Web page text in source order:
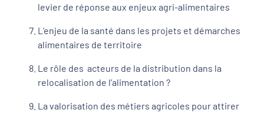
levier de réponse aux enjeux agri-alimentaires
L’enjeu de la santé dans les projets et démarches
alimentaires de territoire
Le rôle des acteurs de la distribution dans la
relocalisation de l’alimentation ?
La valorisation des métiers agricoles pour attirer